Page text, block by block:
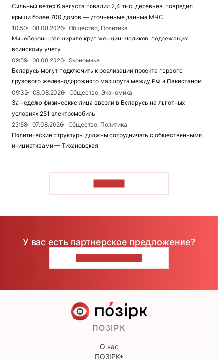
Сильный ветер 6 августа повалил 2,4 тыс. деревьев, повредил
крыши более 700 домов — уточненные данные МЧС
10:50
08.08.2026
Общество, Политика
Минобороны расширило круг женщин-медиков, подлежащих
воинскому учету
09:59
08.08.2026
Экономика
Беларусь могут подключить к реализации проекта первого
грузового железнодорожного маршрута между РФ и Пакистаном
09:32
08.08.2026
Общество, Экономика
За неделю физические лица ввезли в Беларусь на льготных
условиях 251 электромобиль
23:58
07.08.2026
Общество, Политика
Политические структуры должны сотрудничать с общественными
инициативами — Тихановская
У вас есть партнерское предложение?
ПОЗІРК
О нас
ПОЗІРК+